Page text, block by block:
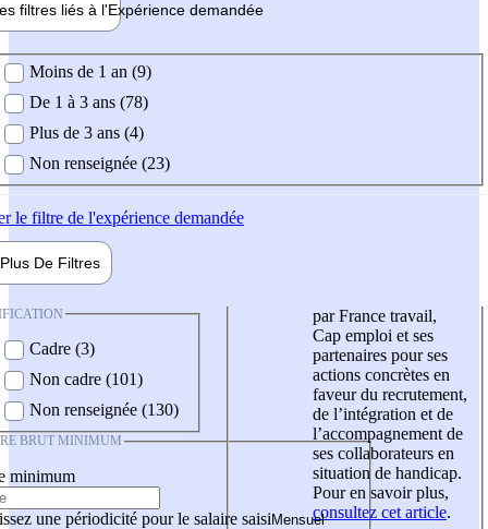
filtres liés à l'Expérience demandée
demandée
Moins de 1 an (9)
De 1 à 3 ans (78)
Plus de 3 ans (4)
Non renseignée (23)
le filtre de l'expérience demandée
Plus De Filtres
Cadre (3)
Non cadre (101)
Non renseignée (130)
BRUT MINIMUM
minimum
une périodicité pour le salaire saisi
par France travail,
Cap emploi et ses
partenaires pour ses
actions concrètes en
faveur du recrutement,
de l’intégration et de
l’accompagnement de
ses collaborateurs en
situation de handicap.
Pour en savoir plus,
consultez cet article.